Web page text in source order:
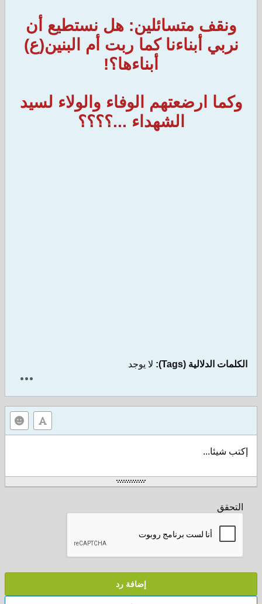
ونقف متسائلين: هل نستطيع أن
نربي أبناءنا كما ربت أم البنين(ع)
أبناءها؟!
وكما ارضعتهم الوفاء والولاء لسيد
الشهداء ...؟؟؟؟
الكلمات الدلالية (Tags): لا يوجد
إكتب شيئا...
التحقق
إضافة رد